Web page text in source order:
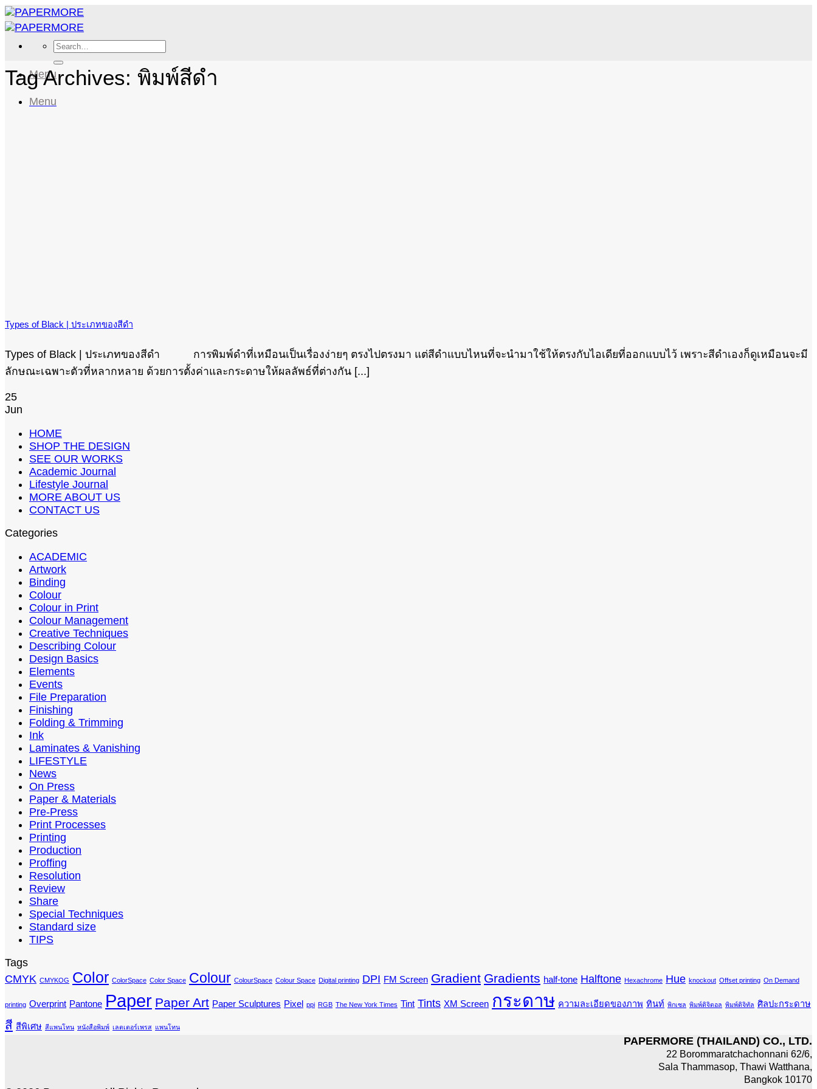
Skip
to
content
Search
Menu
Menu
Tag Archives: พิมพ์สีดำ
Types of Black | ประเภทของสีดำ
Types of Black | ประเภทของสีดำ การพิมพ์ดำที่เหมือนเป็นเรื่องง่ายๆ ตรงไปตรงมา แต่สีดำแบบไหนที่จะนำมาใช้ให้ตรงกับไอเดียที่ออกแบบไว้ เพราะสีดำเองก็ดูเหมือนจะมี
ลักษณะเฉพาะตัวที่หลากหลาย ด้วยการตั้งค่าและกระดาษให้ผลลัพธ์ที่ต่างกัน [...]
25
Jun
HOME
SHOP THE DESIGN
SEE OUR WORKS
Academic Journal
Lifestyle Journal
MORE ABOUT US
CONTACT US
Categories
ACADEMIC
Artwork
Binding
Colour
Colour in Print
Colour Management
Creative Techniques
Describing Colour
Design Basics
Elements
Events
File Preparation
Finishing
Folding & Trimming
Ink
Laminates & Vanishing
LIFESTYLE
News
On Press
Paper & Materials
Pre-Press
Print Processes
Printing
Production
Proffing
Resolution
Review
Share
Special Techniques
Standard size
TIPS
Tags
CMYK CMYKOG Color ColorSpace Color Space Colour ColourSpace Colour Space Digital printing DPI FM Screen Gradient Gradients half-tone Halftone Hexachrome Hue knockout Offset printing On Demand
printing Overprint Pantone Paper Paper Art Paper Sculptures Pixel ppi RGB The New York Times Tint Tints XM Screen กระดาษ ความละเอียดของภาพ ทินท์ พิกเซล พิมพ์ดิจิตอล พิมพ์ดิจิทัล ศิลปะกระดาษ
สี สีพิเศษ สีแพนโทน หนังสือพิมพ์ เลตเตอร์เพรส แพนโทน
PAPERMORE (THAILAND) CO., LTD.
22 Borommaratchachonnani 62/6,
Sala Thammasop, Thawi Watthana,
Bangkok 10170